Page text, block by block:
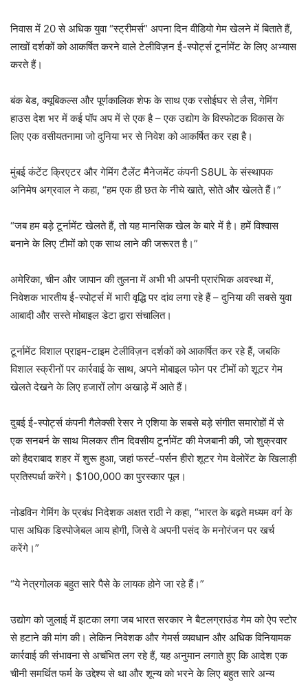
निवास में 20 से अधिक युवा “स्ट्रीमर्स” अपना दिन वीडियो गेम खेलने में बिताते हैं,
लाखों दर्शकों को आकर्षित करने वाले टेलीविज़न ई-स्पोर्ट्स टूर्नामेंट के लिए अभ्यास
करते हैं।
बंक बेड, क्यूबिकल्स और पूर्णकालिक शेफ के साथ एक रसोईघर से लैस, गेमिंग
हाउस देश भर में कई पॉप अप में से एक है – एक उद्योग के विस्फोटक विकास के
लिए एक वसीयतनामा जो दुनिया भर से निवेश को आकर्षित कर रहा है।
मुंबई कंटेंट क्रिएटर और गेमिंग टैलेंट मैनेजमेंट कंपनी S8UL के संस्थापक
अनिमेष अग्रवाल ने कहा, “हम एक ही छत के नीचे खाते, सोते और खेलते हैं।”
“जब हम बड़े टूर्नामेंट खेलते हैं, तो यह मानसिक खेल के बारे में है। हमें विश्वास
बनाने के लिए टीमों को एक साथ लाने की जरूरत है।”
अमेरिका, चीन और जापान की तुलना में अभी भी अपनी प्रारंभिक अवस्था में,
निवेशक भारतीय ई-स्पोर्ट्स में भारी वृद्धि पर दांव लगा रहे हैं – दुनिया की सबसे युवा
आबादी और सस्ते मोबाइल डेटा द्वारा संचालित।
टूर्नामेंट विशाल प्राइम-टाइम टेलीविज़न दर्शकों को आकर्षित कर रहे हैं, जबकि
विशाल स्क्रीनों पर कार्रवाई के साथ, अपने मोबाइल फोन पर टीमों को शूटर गेम
खेलते देखने के लिए हजारों लोग अखाड़े में आते हैं।
दुबई ई-स्पोर्ट्स कंपनी गैलेक्सी रेसर ने एशिया के सबसे बड़े संगीत समारोहों में से
एक सनबर्न के साथ मिलकर तीन दिवसीय टूर्नामेंट की मेजबानी की, जो शुक्रवार
को हैदराबाद शहर में शुरू हुआ, जहां फर्स्ट-पर्सन हीरो शूटर गेम वेलोरेंट के खिलाड़ी
प्रतिस्पर्धा करेंगे। $100,000 का पुरस्कार पूल।
नोडविन गेमिंग के प्रबंध निदेशक अक्षत राठी ने कहा, “भारत के बढ़ते मध्यम वर्ग के
पास अधिक डिस्पोजेबल आय होगी, जिसे वे अपनी पसंद के मनोरंजन पर खर्च
करेंगे।”
“ये नेत्रगोलक बहुत सारे पैसे के लायक होने जा रहे हैं।”
उद्योग को जुलाई में झटका लगा जब भारत सरकार ने बैटलग्राउंड गेम को ऐप स्टोर
से हटाने की मांग की। लेकिन निवेशक और गेमर्स व्यवधान और अधिक विनियामक
कार्रवाई की संभावना से अचंभित लग रहे हैं, यह अनुमान लगाते हुए कि आदेश एक
चीनी समर्थित फर्म के उद्देश्य से था और शून्य को भरने के लिए बहुत सारे अन्य